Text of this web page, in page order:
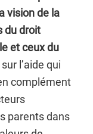
vision de la
du droit
et ceux du
l’aide qui
complément
parents dans